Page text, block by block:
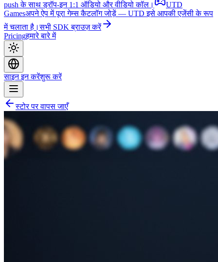
push के साथ ड्रॉप-इन 1:1 ऑडियो और वीडियो कॉल।
UTD
Gamesअपने ऐप में पूरा गेम्स कैटलॉग जोड़ें — UTD इसे आपकी एजेंसी के रूप
में चलाता है।सभी SDK ब्राउज़ करें
Pricingहमारे बारे में
साइन इन करेंशुरू करें
स्टोर पर वापस जाएँ